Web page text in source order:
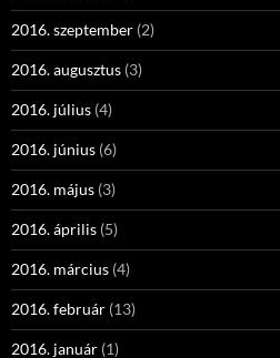
2016. szeptember (2)
2016. augusztus (3)
2016. július (4)
2016. június (6)
2016. május (3)
2016. április (5)
2016. március (4)
2016. február (13)
2016. január (1)